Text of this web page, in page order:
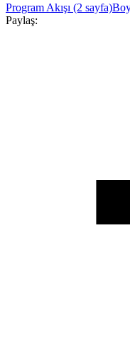
Program Akışı (2 sayfa)
Paylaş: